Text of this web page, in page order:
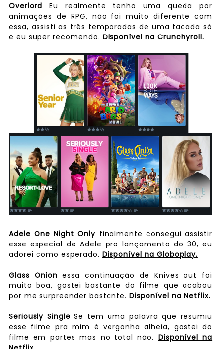
Overlord Eu realmente tenho uma queda por
animações de RPG, não foi muito diferente com
essa, assisti as três temporadas de uma tacada só
e eu super recomendo. Disponível na Crunchyroll.
Adele One Night Only finalmente consegui assistir
esse especial de Adele pro lançamento do 30, eu
adorei como esperado. Disponível na Globoplay.
Glass Onionessa continuação de Knives out foi
muito boa, gostei bastante do filme que acabou
por me surpreender bastante. Disponível na Netflix.
Seriously Single Se tem uma palavra que resumiu
esse filme pra mim é vergonha alheia, gostei do
filme em partes mas no total não. Disponível na